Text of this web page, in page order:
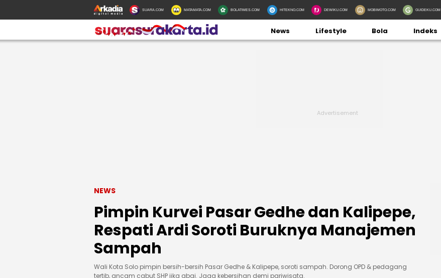
SUARA.COM MATAMATA.COM BOLATIMES.COM HITEKNO.COM DEWIKU.COM MOBIMOTO.COM GUIDEKU.COM
News Lifestyle Bola Indeks
NEWS
Pimpin Kurvei Pasar Gedhe dan Kalipepe,
Respati Ardi Soroti Buruknya Manajemen
Sampah
Wali Kota Solo pimpin bersih-bersih Pasar Gedhe & Kalipepe, soroti sampah. Dorong OPD & pedagang
tertib, ancam cabut SHP jika abai. Jaga kebersihan demi pariwisata.